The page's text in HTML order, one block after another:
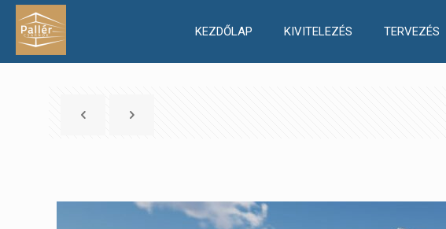
KEZDŐLAP KIVITELEZÉS TERVEZÉS